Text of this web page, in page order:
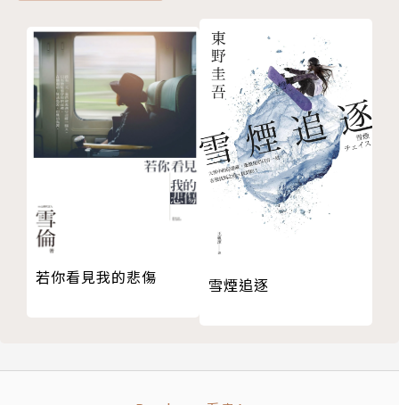
用筆征服了全世界的文學大師，被譽為「法國小說之
父」。
在巴爾札克書房裡放置了一座拿破崙的塑像，據傳，巴
爾札克刻字其上，表明心志：拿破崙用劍未完成的事
業，他要用筆完成！
年輕時學習過法律，經商屢次失敗，後來一頭栽進文學
創作，二十餘年筆耕不輟，寫出了九十餘部作品，兩千
四百多個典型形象，合稱《人間喜劇》，對世界文學的
人性的本質，被譽為經典中的經典，不可不讀的名著。
若你看見我的悲傷 雪煙追逐